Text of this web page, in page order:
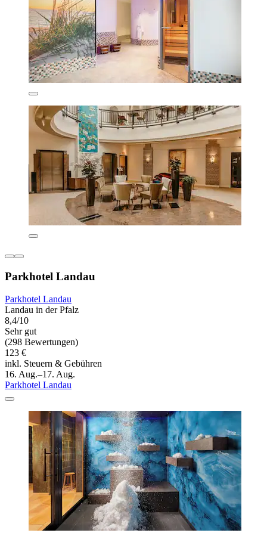
Parkhotel Landau
Parkhotel Landau
Landau in der Pfalz
8,4/10
Sehr gut
(298 Bewertungen)
123 €
inkl. Steuern & Gebühren
16. Aug.–17. Aug.
Parkhotel Landau